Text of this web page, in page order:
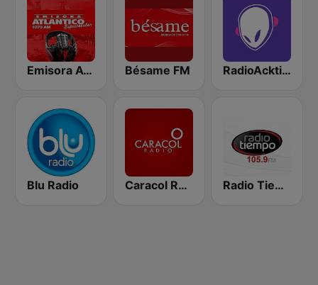
Emisora Atlantico Bésame FM RadioAcktiva Bogotá
Blu Radio Caracol Radio Radio Tiempo Medellín